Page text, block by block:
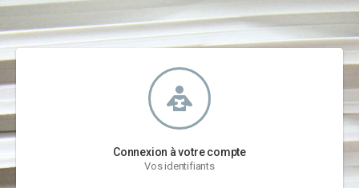
Connexion à votre compte
Vos identifiants